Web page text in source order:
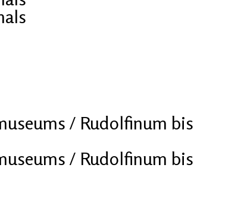
/ Rudolfinum bis
/ Rudolfinum bis